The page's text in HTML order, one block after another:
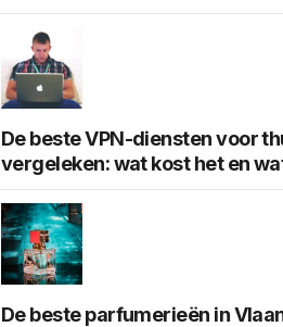
De beste VPN-diensten voor
vergeleken: wat kost het en
De beste parfumerieën in